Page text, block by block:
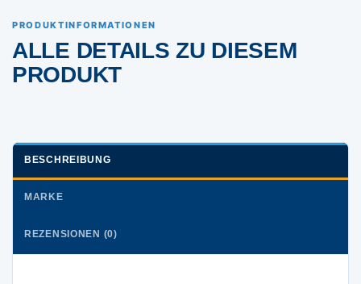
PRODUKTINFORMATIONEN
ALLE DETAILS ZU DIESEM
PRODUKT
BESCHREIBUNG
MARKE
REZENSIONEN (0)